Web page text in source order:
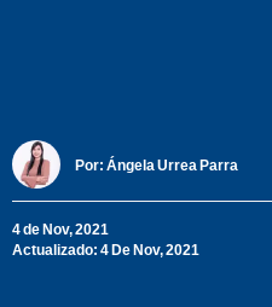
Por: Ángela Urrea Parra
4 de Nov, 2021
Actualizado: 4 De Nov, 2021